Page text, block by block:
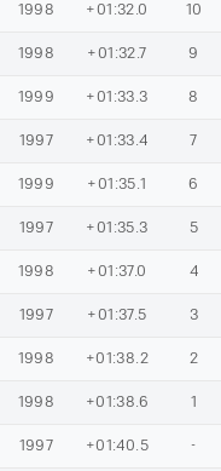
1998 +01:32.0 10
1998 +01:32.7 9
1999 +01:33.3 8
1997 +01:33.4 7
1999 +01:35.1 6
1997 +01:35.3 5
1998 +01:37.0 4
1997 +01:37.5 3
1998 +01:38.2 2
1998 +01:38.6 1
1997 +01:40.5 -